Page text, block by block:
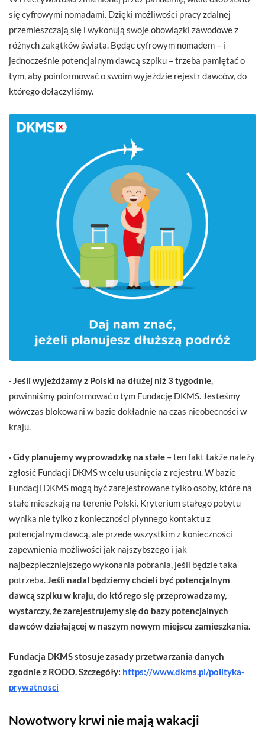
się cyfrowymi nomadami. Dzięki możliwości pracy zdalnej
przemieszczają się i wykonują swoje obowiązki zawodowe z
różnych zakątków świata. Będąc cyfrowym nomadem – i
jednocześnie potencjalnym dawcą szpiku – trzeba pamiętać o
tym, aby poinformować o swoim wyjeździe rejestr dawców, do
którego dołączyliśmy.
· Jeśli wyjeżdżamy z Polski na dłużej niż 3 tygodnie
powinniśmy poinformować o tym Fundację DKMS. Jesteśmy
wówczas blokowani w bazie dokładnie na czas nieobecności w
kraju.
· Gdy planujemy wyprowadzkę na stałe – ten fakt także należy
zgłosić Fundacji DKMS w celu usunięcia z rejestru. W bazie
Fundacji DKMS mogą być zarejestrowane tylko osoby, które na
stałe mieszkają na terenie Polski. Kryterium stałego pobytu
wynika nie tylko z konieczności płynnego kontaktu z
potencjalnym dawcą, ale przede wszystkim z konieczności
zapewnienia możliwości jak najszybszego i jak
najbezpieczniejszego wykonania pobrania, jeśli będzie taka
potrzeba. Jeśli nadal będziemy chcieli być potencjalnym
dawcą szpiku w kraju, do którego się przeprowadzamy,
wystarczy, że zarejestrujemy się do bazy potencjalnych
dawców działającej w naszym nowym miejscu zamieszkania.
Fundacja DKMS stosuje zasady przetwarzania danych
zgodnie z RODO. Szczegóły: https://www.dkms.pl/polityka-
prywatnosci
Nowotwory krwi nie mają wakacji